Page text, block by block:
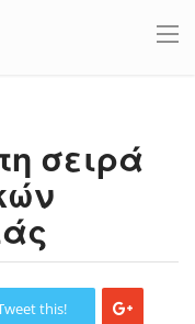
σειρά
this!